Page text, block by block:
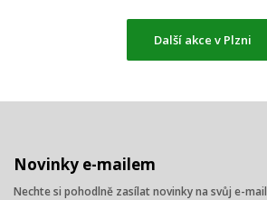
Další akce v Plzni
Novinky e-mailem
Nechte si pohodlně zasílat novinky na svůj e-mail